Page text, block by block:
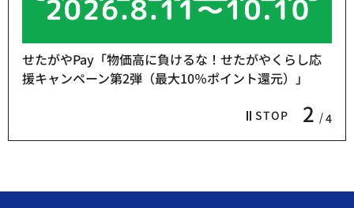
STOP 2 4
せたがやPay「物価高に負けるな！せたがやくらし応
援キャンペーン第2弾（最大10％ポイント還元）」